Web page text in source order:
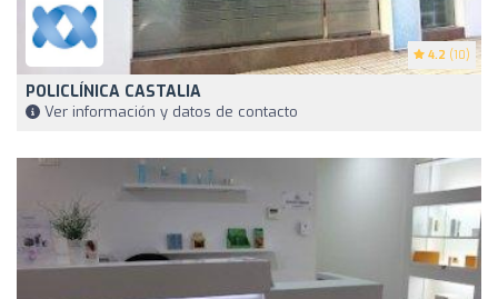
4.2 (10)
POLICLÍNICA CASTALIA
Ver información y datos de contacto